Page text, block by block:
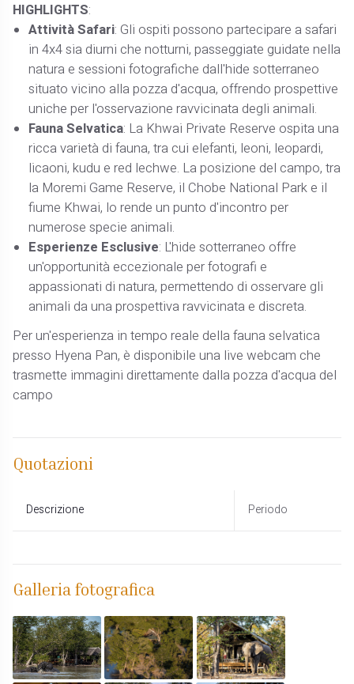
HIGHLIGHTS:
Attività Safari: Gli ospiti possono partecipare a safari
in 4x4 sia diurni che notturni, passeggiate guidate nella
natura e sessioni fotografiche dall'hide sotterraneo
situato vicino alla pozza d'acqua, offrendo prospettive
uniche per l'osservazione ravvicinata degli animali.
Fauna Selvatica: La Khwai Private Reserve ospita una
ricca varietà di fauna, tra cui elefanti, leoni, leopardi,
licaoni, kudu e red lechwe. La posizione del campo, tra
la Moremi Game Reserve, il Chobe National Park e il
fiume Khwai, lo rende un punto d'incontro per
numerose specie animali.
Esperienze Esclusive: L'hide sotterraneo offre
un'opportunità eccezionale per fotografi e
appassionati di natura, permettendo di osservare gli
animali da una prospettiva ravvicinata e discreta.
Per un'esperienza in tempo reale della fauna selvatica
presso Hyena Pan, è disponibile una live webcam che
trasmette immagini direttamente dalla pozza d'acqua del
campo
Quotazioni
Descrizione Periodo
Galleria fotografica